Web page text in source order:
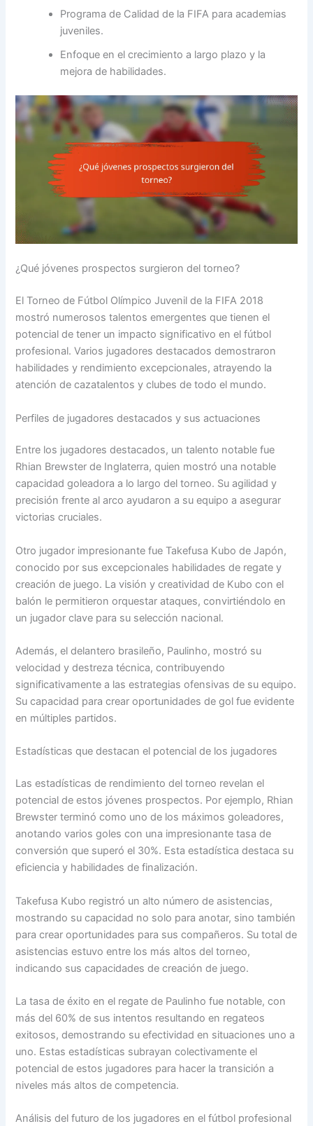
Programa de Calidad de la FIFA para academias
juveniles.
Enfoque en el crecimiento a largo plazo y la
mejora de habilidades.
¿Qué jóvenes prospectos surgieron del torneo?
El Torneo de Fútbol Olímpico Juvenil de la FIFA 2018
mostró numerosos talentos emergentes que tienen el
potencial de tener un impacto significativo en el fútbol
profesional. Varios jugadores destacados demostraron
habilidades y rendimiento excepcionales, atrayendo la
atención de cazatalentos y clubes de todo el mundo.
Perfiles de jugadores destacados y sus actuaciones
Entre los jugadores destacados, un talento notable fue
Rhian Brewster de Inglaterra, quien mostró una notable
capacidad goleadora a lo largo del torneo. Su agilidad y
precisión frente al arco ayudaron a su equipo a asegurar
victorias cruciales.
Otro jugador impresionante fue Takefusa Kubo de Japón,
conocido por sus excepcionales habilidades de regate y
creación de juego. La visión y creatividad de Kubo con el
balón le permitieron orquestar ataques, convirtiéndolo en
un jugador clave para su selección nacional.
Además, el delantero brasileño, Paulinho, mostró su
velocidad y destreza técnica, contribuyendo
significativamente a las estrategias ofensivas de su equipo.
Su capacidad para crear oportunidades de gol fue evidente
en múltiples partidos.
Estadísticas que destacan el potencial de los jugadores
Las estadísticas de rendimiento del torneo revelan el
potencial de estos jóvenes prospectos. Por ejemplo, Rhian
Brewster terminó como uno de los máximos goleadores,
anotando varios goles con una impresionante tasa de
conversión que superó el 30%. Esta estadística destaca su
eficiencia y habilidades de finalización.
Takefusa Kubo registró un alto número de asistencias,
mostrando su capacidad no solo para anotar, sino también
para crear oportunidades para sus compañeros. Su total de
asistencias estuvo entre los más altos del torneo,
indicando sus capacidades de creación de juego.
La tasa de éxito en el regate de Paulinho fue notable, con
más del 60% de sus intentos resultando en regateos
exitosos, demostrando su efectividad en situaciones uno a
uno. Estas estadísticas subrayan colectivamente el
potencial de estos jugadores para hacer la transición a
niveles más altos de competencia.
Análisis del futuro de los jugadores en el fútbol profesional